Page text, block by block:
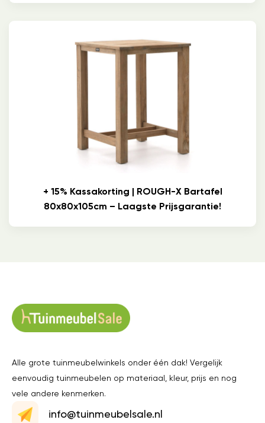
+ 15% Kassakorting | ROUGH-X Bartafel
80x80x105cm – Laagste Prijsgarantie!
Alle grote tuinmeubelwinkels onder één dak! Vergelijk
eenvoudig tuinmeubelen op materiaal, kleur, prijs en nog
vele andere kenmerken.
info@tuinmeubelsale.nl